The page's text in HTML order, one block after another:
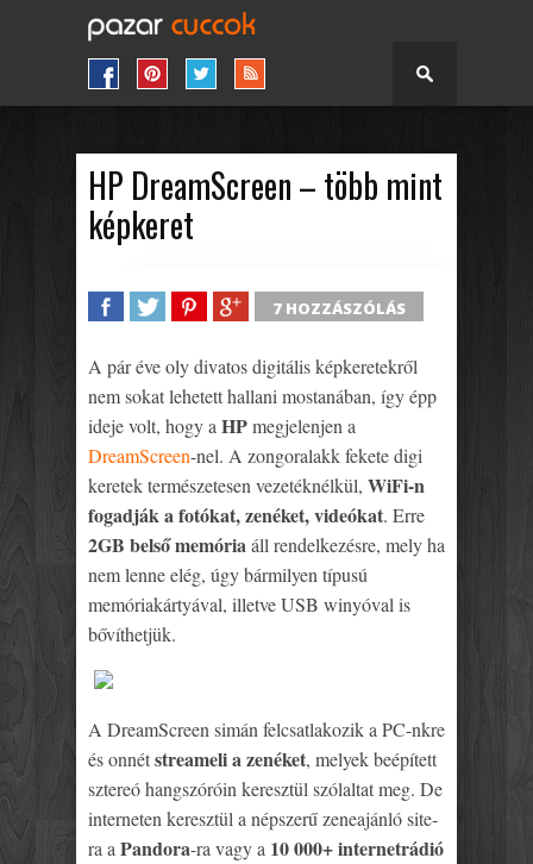
HP DreamScreen – több mint
képkeret
7 HOZZÁSZÓLÁS
A pár éve oly divatos digitális képkeretekről
nem sokat lehetett hallani mostanában, így épp
ideje volt, hogy a HPmegjelenjen a
DreamScreen-nel. A zongoralakk fekete digi
keretek természetesen vezetéknélkül, WiFi-n
fogadják a fotókat, zenéket, videókat. Erre
2GB belső memóriaáll rendelkezésre, mely ha
nem lenne elég, úgy bármilyen típusú
memóriakártyával, illetve USB winyóval is
bővíthetjük.
A DreamScreen simán felcsatlakozik a PC-nkre
és onnétstreameli a zenéket, melyek beépített
sztereó hangszóróin keresztül szólaltat meg. De
interneten keresztül a népszerű zeneajánló site-
ra a Pandora-ra vagy a 10 000+ internetrádió